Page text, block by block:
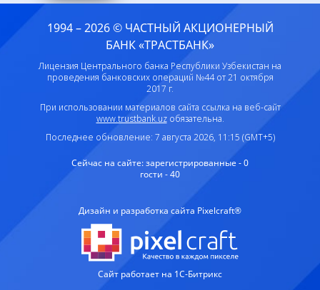
1994 – 2026 © ЧАСТНЫЙ АКЦИОНЕРНЫЙ
БАНК «ТРАСТБАНК»
Лицензия Центрального банка Республики Узбекистан на
проведения банковских операций №44 от 21 октября
2017 г.
При использовании материалов сайта ссылка на веб-сайт
www.trustbank.uzобязательна.
Последнее обновление: 7 августа 2026, 11:15 (GMT+5)
Сейчас на сайте:зарегистрированные - 0
гости - 40
Дизайн и разработка сайта Pixelcraft®